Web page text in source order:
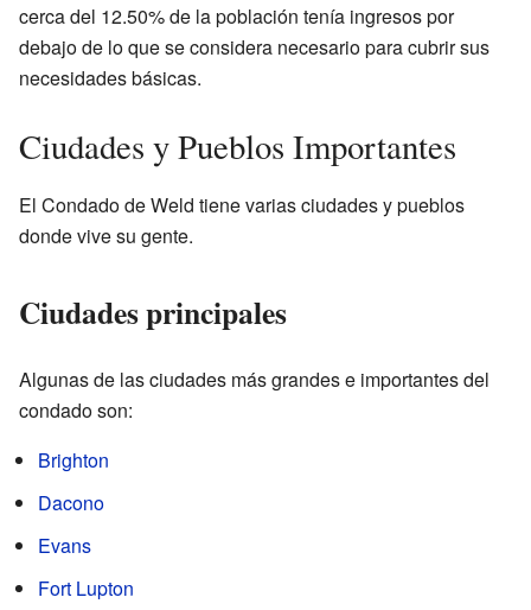
cerca del 12.50% de la población tenía ingresos por
debajo de lo que se considera necesario para cubrir sus
necesidades básicas.
Ciudades y Pueblos Importantes
El Condado de Weld tiene varias ciudades y pueblos
donde vive su gente.
Ciudades principales
Algunas de las ciudades más grandes e importantes del
condado son:
Brighton
Dacono
Evans
Fort Lupton